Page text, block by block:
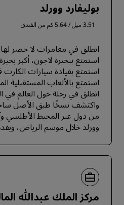
بوليفارد وورلد
3.51 ميل / 5.64 كم من الفندق
انطلق في مغامرات لا حصر لها
استمتع ببحيرة لاجون، أكبر
استمتع بقيادة سيارات
استمتع بالألعاب المستقبلية
انطلق في رحلة حول العالم في
واكتشف نسخًا طبق الأصل
من دول عبر المحيط الأطلسي
وورلد خلال موسم الرياض،
مركز الملك عبدالله